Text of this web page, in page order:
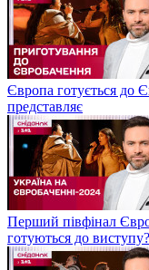
Європа готується до
представляє
Перший півфінал
готуються до